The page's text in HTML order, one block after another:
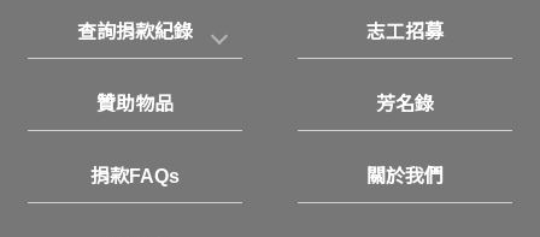
查詢捐款紀錄 志工招募
贊助物品 芳名錄
捐款FAQs 關於我們